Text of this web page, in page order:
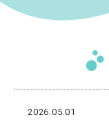
2026.05.01